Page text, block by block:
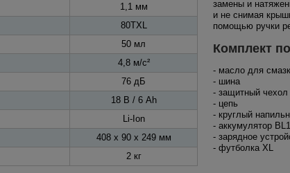
1,1 мм
80TXL
50 мл
4,8 м/с²
76 дБ
18 В / 6 Ah
Li-Ion
408 x 90 x 249 мм
2 кг
замены и
и не снимая
помощью ручки
Комплект
- масло для
- шина
- защитный чехол
- цепь
- круглый
- аккумулятор
- зарядное
- футболка XL